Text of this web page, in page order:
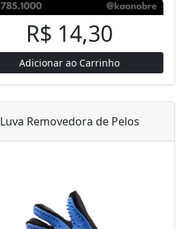
R$ 14,30
Adicionar ao Carrinho
Luva Removedora de Pelos